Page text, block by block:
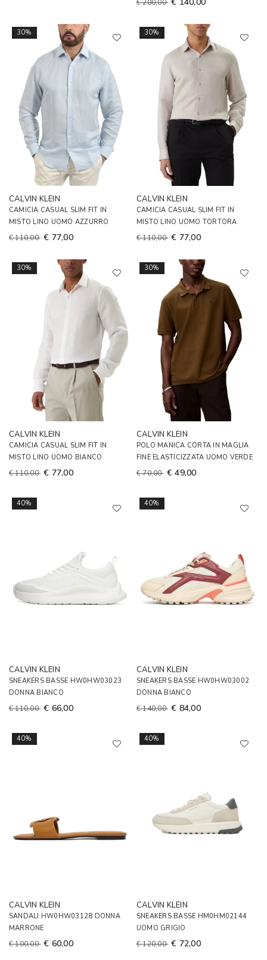
€ 200,00
30%
CALVIN KLEIN
CAMICIA CASUAL SLIM FIT IN
MISTO LINO UOMO AZZURRO
€ 110,00 € 77,00
30%
CALVIN KLEIN
CAMICIA CASUAL SLIM FIT IN
MISTO LINO UOMO TORTORA
€ 110,00 € 77,00
30%
CALVIN KLEIN
CAMICIA CASUAL SLIM FIT IN
MISTO LINO UOMO BIANCO
€ 110,00 € 77,00
30%
CALVIN KLEIN
POLO MANICA CORTA IN MAGLIA
FINE ELASTICIZZATA UOMO VERDE
€ 70,00 € 49,00
40%
CALVIN KLEIN
SNEAKERS BASSE HW0HW03023
DONNA BIANCO
€ 110,00 € 66,00
40%
CALVIN KLEIN
SNEAKERS BASSE HW0HW03002
DONNA BIANCO
€ 140,00 € 84,00
40%
CALVIN KLEIN
SANDALI HW0HW03128 DONNA
MARRONE
€ 100,00 € 60,00
40%
CALVIN KLEIN
SNEAKERS BASSE HM0HM02144
UOMO GRIGIO
€ 120,00 € 72,00